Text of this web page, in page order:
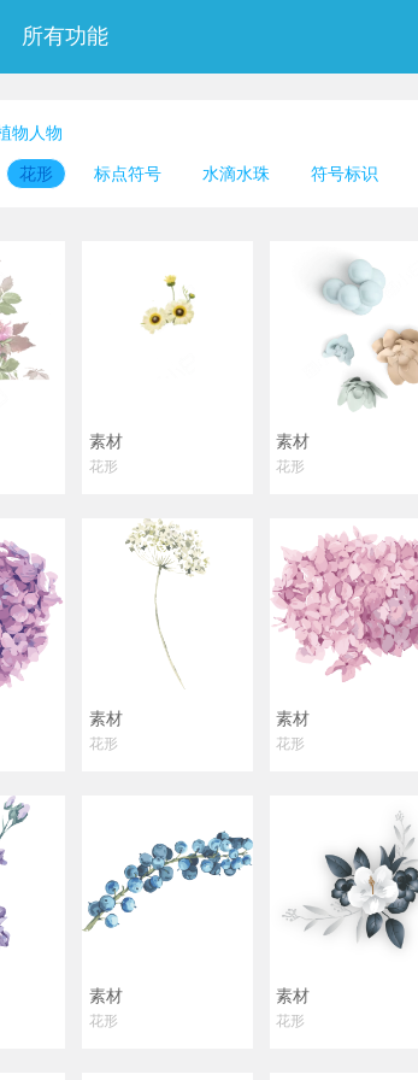
所有功能
物人物
花形 标点符号 水滴水珠 符号标识
素材
花形
素材
花形
素材
花形
素材
花形
素材
花形
素材
花形